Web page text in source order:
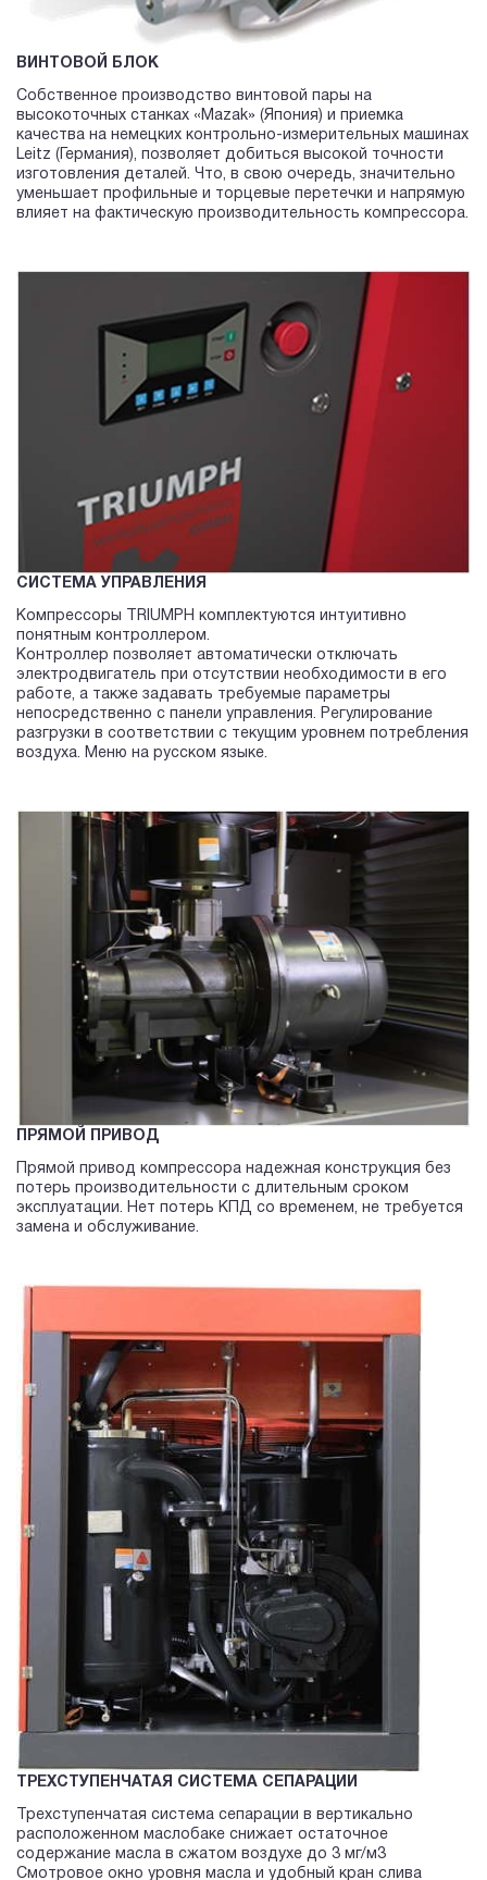
ВИНТОВОЙ БЛОК
Собственное производство винтовой пары на
высокоточных станках «Mazak» (Япония) и приемка
качества на немецких контрольно-измерительных машинах
Leitz (Германия), позволяет добиться высокой точности
изготовления деталей. Что, в свою очередь, значительно
уменьшает профильные и торцевые перетечки и напрямую
влияет на фактическую производительность компрессора.
СИСТЕМА УПРАВЛЕНИЯ
Компрессоры TRIUMPH комплектуются интуитивно
понятным контроллером.
Контроллер позволяет автоматически отключать
электродвигатель при отсутствии необходимости в его
работе, а также задавать требуемые параметры
непосредственно с панели управления. Регулирование
разгрузки в соответствии с текущим уровнем потребления
воздуха. Меню на русском языке.
ПРЯМОЙ ПРИВОД
Прямой привод компрессора надежная конструкция без
потерь производительности с длительным сроком
эксплуатации. Нет потерь КПД со временем, не требуется
замена и обслуживание.
ТРЕХСТУПЕНЧАТАЯ СИСТЕМА СЕПАРАЦИИ
Трехступенчатая система сепарации в вертикально
расположенном маслобаке снижает остаточное
содержание масла в сжатом воздухе до 3 мг/м3
Смотровое окно уровня масла и удобный кран слива